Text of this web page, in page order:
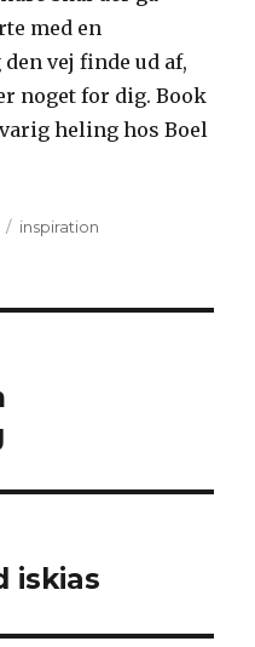
med en
vej finde ud af,
noget for dig. Book
heling hos Boel
Kategorier
inspiration
iskias